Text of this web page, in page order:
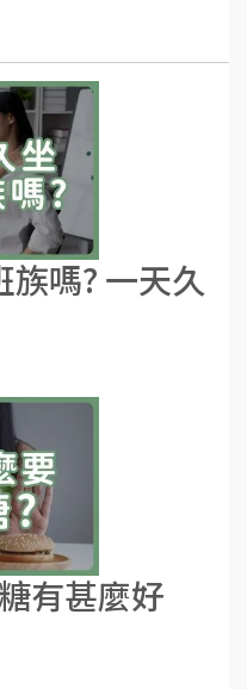
嗎? 一天久
有甚麼好